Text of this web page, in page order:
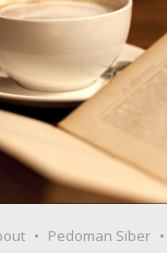
Pedoman Siber